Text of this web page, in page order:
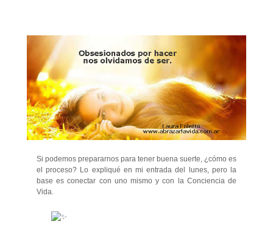
Si podemos prepararnos para tener buena suerte, ¿cómo es
el proceso? Lo expliqué en mi entrada del lunes, pero la
base es conectar con uno mismo y con la Conciencia de
Vida.